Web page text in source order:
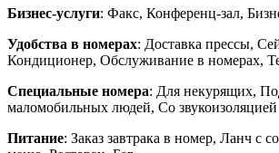
Бизнес-услуги: Факс, Конференц-зал,
Удобства в номерах: Доставка прессы,
Кондиционер, Обслуживание в номерах,
Специальные номера: Для некурящих,
маломобильных людей, Со звукоизоляцией
Питание: Заказ завтрака в номер, Ланч с